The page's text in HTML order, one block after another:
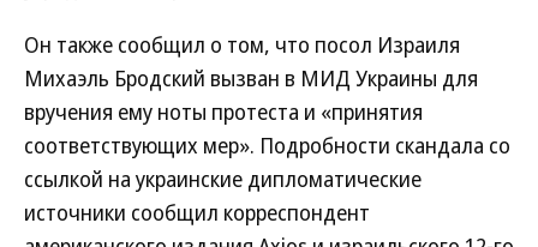
Он также сообщил о том, что посол Израиля
Михаэль Бродский вызван в МИД Украины для
вручения ему ноты протеста и «принятия
соответствующих мер». Подробности скандала со
ссылкой на украинские дипломатические
источники сообщил корреспондент